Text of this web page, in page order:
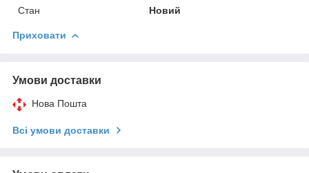
Стан
Новий
Приховати
Умови доставки
Нова Пошта
Всі умови доставки